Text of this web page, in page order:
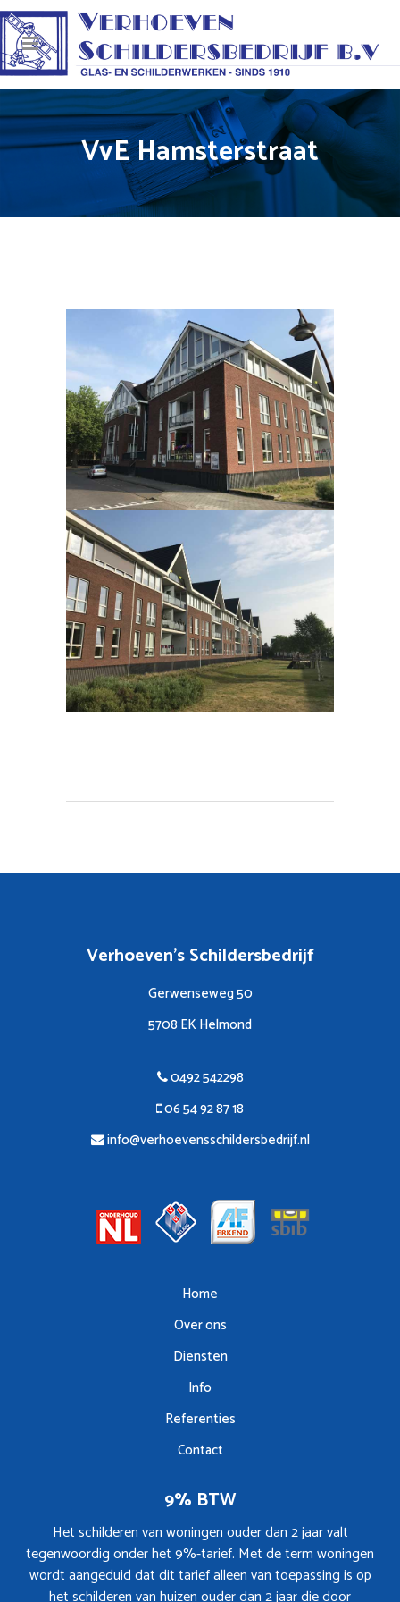
VvE Hamsterstraat
Verhoeven's Schildersbedrijf
Gerwenseweg 50
5708 EK Helmond
0492 542298
06 54 92 87 18
info@verhoevensschildersbedrijf.nl
Home
Over ons
Diensten
Info
Referenties
Contact
9% BTW
Het schilderen van woningen ouder dan 2 jaar valt
tegenwoordig onder het 9%-tarief. Met de term woningen
wordt aangeduid dat dit tarief alleen van toepassing is op
het schilderen van huizen ouder dan 2 jaar die door